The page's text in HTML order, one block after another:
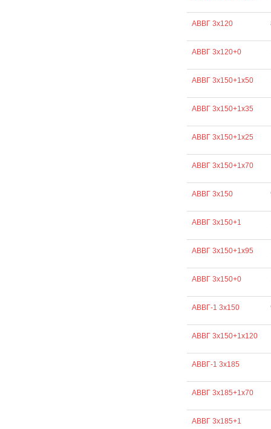
АВВГ 3х120
АВВГ 3х120+0
АВВГ 3х150+1х50
АВВГ 3х150+1х35
АВВГ 3х150+1х25
АВВГ 3х150+1х70
АВВГ 3х150
АВВГ 3х150+1
АВВГ 3х150+1х95
АВВГ 3х150+0
АВВГ-1 3х150
АВВГ 3х150+1х120
АВВГ-1 3х185
АВВГ 3х185+1х70
АВВГ 3х185+1